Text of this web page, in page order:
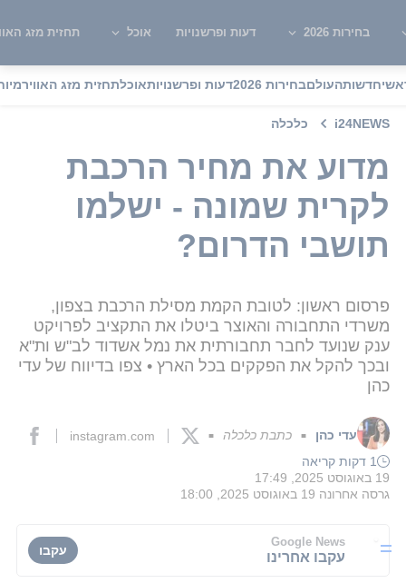
בחירות 2026 דעות ופרשנויות אוכל תחזית מזג
חדשותהעולםבחירות 2026 דעות ופרשנויותאוכלתחזית מזג האוויר
i24NEWS כלכלה
מדוע את מחיר הרכבת
לקרית שמונה - ישלמו
תושבי הדרום?
פרסום ראשון: לטובת הקמת מסילת הרכבת בצפון,
משרדי התחבורה והאוצר ביטלו את התקציב לפרויקט
ענק שנועד לחבר תחבורתית את נמל אשדוד לב"ש ות"א
ובכך להקל את הפקקים בכל הארץ • צפו בדיווח של עדי
כהן
עדי כהן ■ כתבת כלכלה ■
instagram.com
1 דקות קריאה
19 באוגוסט 2025, 17:49
גרסה אחרונה 19 באוגוסט 2025, 18:00
Google News
עקבו אחרינו עקבו